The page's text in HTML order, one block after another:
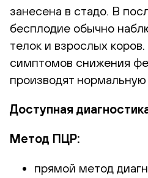
занесена в стадо. В
бесплодие обычно
телок и взрослых
симптомов снижения
производят
Доступная
Метод ПЦР:
прямой метод